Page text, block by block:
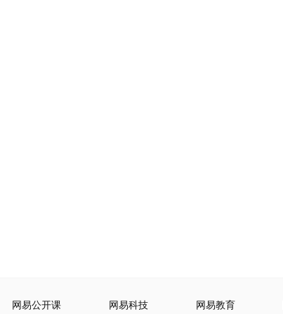
网易公开课 网易科技 网易教育